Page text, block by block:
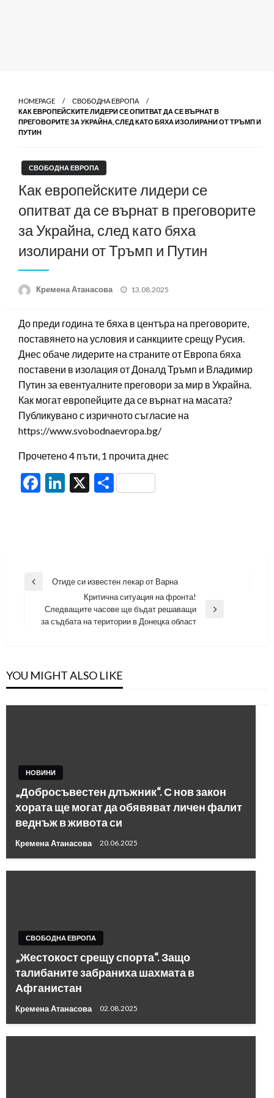
HOMEPAGE
СВОБОДНА ЕВРОПА
КАК ЕВРОПЕЙСКИТЕ ЛИДЕРИ СЕ ОПИТВАТ ДА СЕ ВЪРНАТ В
ПРЕГОВОРИТЕ ЗА УКРАЙНА, СЛЕД КАТО БЯХА ИЗОЛИРАНИ ОТ ТРЪМП И
ПУТИН
СВОБОДНА ЕВРОПА
Как европейските лидери се
опитват да се върнат в преговорите
за Украйна, след като бяха
изолирани от Тръмп и Путин
Кремена Атанасова
Posted
13.08.2025
До преди година те бяха в центъра на преговорите,
поставянето на условия и санкциите срещу Русия.
Днес обаче лидерите на страните от Европа бяха
поставени в изолация от Доналд Тръмп и Владимир
Путин за евентуалните преговори за мир в Украйна.
Как могат европейците да се върнат на масата?
Публикувано с изричното съгласие на
https://www.svobodnaevropa.bg/
Прочетено 4 пъти, 1 прочита днес
Facebook
LinkedIn
X Share
Навигация
Previous
Отиде си известен лекар от Варна
Next
Post
Критична ситуация на фронта!
Следващите часове ще бъдат решаващи
за съдбата на територии в Донецка област
YOU MIGHT ALSO LIKE
НОВИНИ
„Добросъвестен длъжник“. С нов закон
хората ще могат да обявяват личен фалит
веднъж в живота си
Кремена Атанасова 20.06.2025
СВОБОДНА ЕВРОПА
„Жестокост срещу спорта“. Защо
талибаните забраниха шахмата в
Афганистан
Кремена Атанасова 02.08.2025